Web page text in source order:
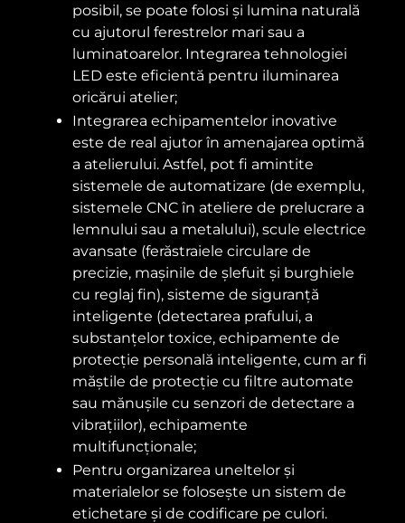
posibil, se poate folosi și lumina naturală
cu ajutorul ferestrelor mari sau a
luminatoarelor. Integrarea tehnologiei
LED este eficientă pentru iluminarea
oricărui atelier;
Integrarea echipamentelor inovative
este de real ajutor în amenajarea optimă
a atelierului. Astfel, pot fi amintite
sistemele de automatizare (de exemplu,
sistemele CNC în ateliere de prelucrare a
lemnului sau a metalului), scule electrice
avansate (ferăstraiele circulare de
precizie, mașinile de șlefuit și burghiele
cu reglaj fin), sisteme de siguranță
inteligente (detectarea prafului, a
substanțelor toxice, echipamente de
protecție personală inteligente, cum ar fi
măștile de protecție cu filtre automate
sau mănușile cu senzori de detectare a
vibrațiilor), echipamente
multifuncționale;
Pentru organizarea uneltelor și
materialelor se folosește un sistem de
etichetare și de codificare pe culori.